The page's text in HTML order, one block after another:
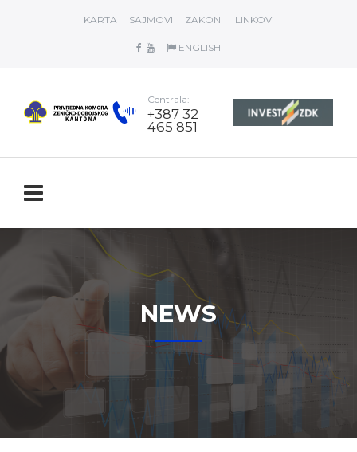
KARTA SAJMOVI ZAKONI LINKOVI
ENGLISH
Centrala:
+387 32
465 851
NEWS